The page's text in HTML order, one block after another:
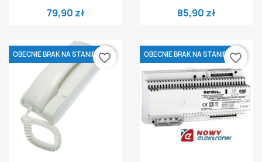
79,90 zł
85,90 zł
OBECNIE BRAK NA STANIE favorite_border OBECNIE BRAK NA STANIE favorite_border